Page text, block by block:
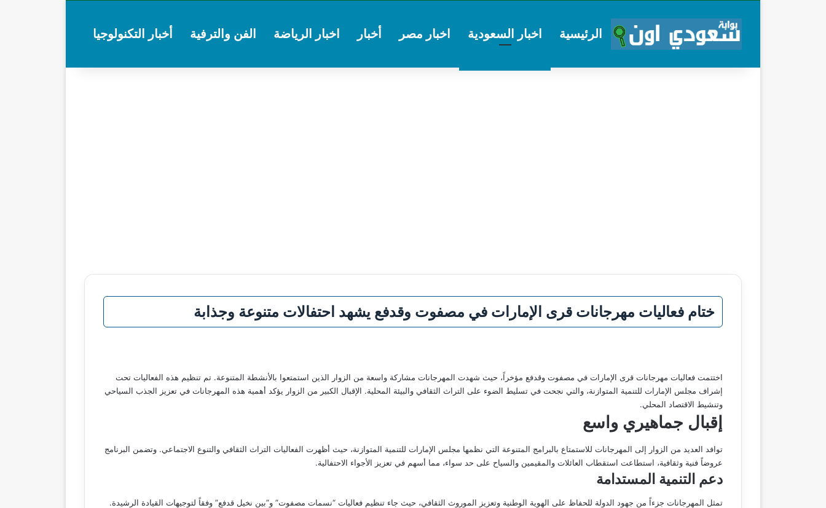
الرئيسية اخبار السعودية اخبار مصر أخبار اخبار الرياضة الفن والترفية أخبار التكنولوجيا
ختام فعاليات مهرجانات قرى الإمارات في مصفوت وقدفع يشهد احتفالات متنوعة وجذابة
اختتمت فعاليات مهرجانات قرى الإمارات في مصفوت وقدفع مؤخراً، حيث شهدت المهرجانات مشاركة واسعة من الزوار الذين استمتعوا بالأنشطة المتنوعة. تم تنظيم هذه الفعاليات تحت
إشراف مجلس الإمارات للتنمية المتوازنة، والتي نجحت في تسليط الضوء على التراث الثقافي والبيئة المحلية. الإقبال الكبير من الزوار يؤكد أهمية هذه المهرجانات في تعزيز الجذب السياحي
وتنشيط الاقتصاد المحلي.
إقبال جماهيري واسع
توافد العديد من الزوار إلى المهرجانات للاستمتاع بالبرامج المتنوعة التي نظمها مجلس الإمارات للتنمية المتوازنة، حيث أظهرت الفعاليات التراث الثقافي والتنوع الاجتماعي. وتضمن البرنامج
عروضاً فنية وثقافية، استطاعت استقطاب العائلات والمقيمين والسياح على حد سواء، مما أسهم في تعزيز الأجواء الاحتفالية.
دعم التنمية المستدامة
تمثل المهرجانات جزءاً من جهود الدولة للحفاظ على الهوية الوطنية وتعزيز الموروث الثقافي، حيث جاء تنظيم فعاليات “نسمات مصفوت” و”بين نخيل قدفع” وفقاً لتوجيهات القيادة الرشيدة.